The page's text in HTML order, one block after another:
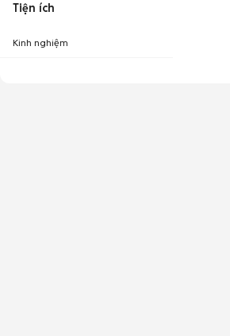
Tiện ích
Kinh nghiệm